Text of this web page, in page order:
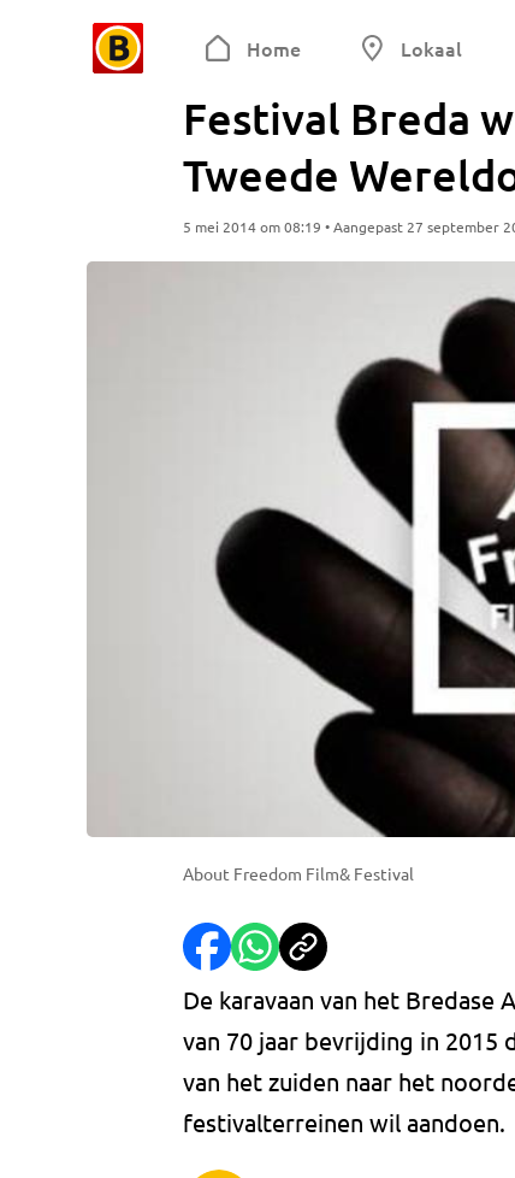
Home Lokaal
Festival Breda
Tweede
5 mei 2014 om 08:19 • Aangepast 27 september
About Freedom Film& Festival
De karavaan van het
van 70 jaar bevrijding in 2015
van het zuiden naar het
festivalterreinen wil aandoen.